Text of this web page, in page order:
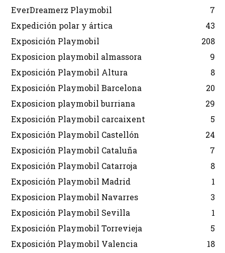
EverDreamerz Playmobil
7
Expedición polar y ártica
43
Exposición Playmobil
208
Exposicion playmobil almassora
9
Exposición Playmobil Altura
8
Exposición Playmobil Barcelona
20
Exposicion playmobil burriana
29
Exposición Playmobil carcaixent
5
Exposición Playmobil Castellón
24
Exposición Playmobil Cataluña
7
Exposición Playmobil Catarroja
8
Exposición Playmobil Madrid
1
Exposicion Playmobil Navarres
3
Exposición Playmobil Sevilla
1
Exposición Playmobil Torrevieja
5
Exposición Playmobil Valencia
18